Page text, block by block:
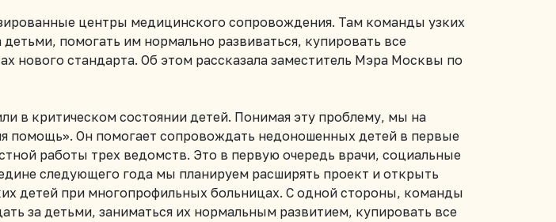
центры медицинского сопровождения. Там команды узких
помогать им нормально развиваться, купировать все
нового стандарта. Об этом рассказала заместитель Мэра Москвы по
в критическом состоянии детей. Понимая эту проблему, мы на
помощь». Он помогает сопровождать недоношенных детей в первые
работы трех ведомств. Это в первую очередь врачи, социальные
следующего года мы планируем расширять проект и открыть
детей при многопрофильных больницах. С одной стороны, команды
за детьми, заниматься их нормальным развитием, купировать все